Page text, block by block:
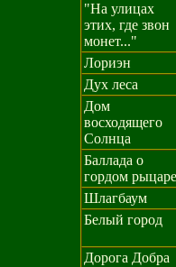
"На улицах
этих, где звон
монет..."
Лориэн
Дух леса
Дом
восходящего
Солнца
Баллада о
гордом рыцаре
Шлагбаум
Белый город
Дорога Добра